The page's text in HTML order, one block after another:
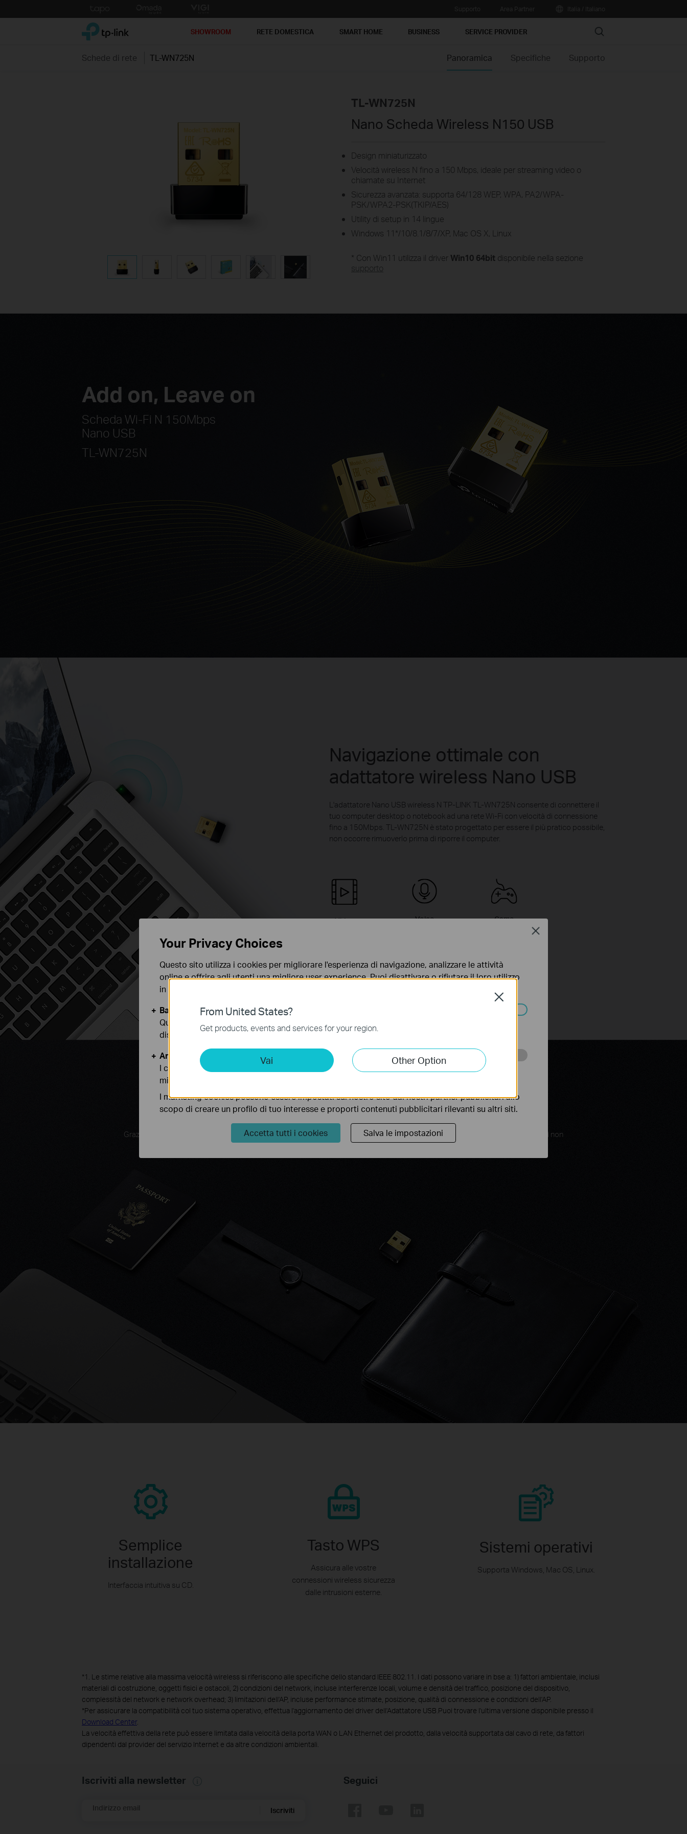
to
TP-Link, Reliably Smart SHOWROOM RETE DOMESTICA SMART HOME BUSINESS SERVICE PROVIDER Search
Schede di rete TL-WN725N Panoramica Specifiche Supporto
TL-WN725N
Nano Scheda Wireless N150 USB
Design miniaturizzato
Velocità wireless N fino a 150 Mbps, ideale per streaming video o
chiamate su Internet
Sicurezza avanzata: supporta 64/128 WEP, WPA, PA2/WPA-
PSK/WPA2-PSK(TKIP/AES)
Utility di setup in 14 lingue
Windows 11 */10/8.1/8/7/XP, Mac OS X, Linux
* Con Win11 utilizza il driver Win10 64bit disponibile nella sezione
supporto
Add on, Leave on
Scheda Wi-Fi N 150Mbps
Nano USB
TL-WN725N
Navigazione ottimale con
adattatore wireless Nano USB
L'adattatore Nano USB wireless N TP-LINK TL-WN725N consente di connettere il
tuo computer desktop o notebook ad una rete Wi-Fi con velocità di connessione
fino a 150Mbps. TL-WN725N è stato progettato per essere il più pratico possibile,
non occorre rimuoverlo prima di riporre il computer.
Video Voice Game
Design ultra compatto
Grazie al pratico design, TL-WN725N non invade le porte adiacenti e può rimanere sempre connesso in modo agevole. Gli utenti non
dovranno preoccuparsi di lasciare l'adattatore attaccato alla porta USB del proprio computer.
Semplice
installazione
Interfaccia intuitiva su CD.
Tasto WPS
Assicura alle vostre
connessioni wireless sicurezza
dalle intrusioni esterne.
Sistemi operativi
Supporta Windows, Mac OS, Linux.
*1. Le stime relative alla massima velocità wireless si riferiscono alle specifiche dello standard IEEE 802.11. I dati possono variare in bse a: 1) fattori ambientale, inclusi
materiali di costruzione, oggetti fisici e ostacoli, 2) condizioni del network, incluse interferenze locali, volume e densità del traffico, posizione del dispositivo,
complessità del network e network overhead; 3) limitazioni dell'AP, incluse performance stimate, posizione, qualità di connessione e condizioni dell'AP.
*Per assicurare la compatibilità col tuo sistema operativo, effettua l'aggiornamento del driver dell'Adattatore USB.Puoi trovare l'ultima versione disponibile presso il
Download Center
La velocità effettiva della rete può essere limitata dalla velocità della porta WAN o LAN Ethernet del prodotto, dalla velocità supportata dal cavo di rete, da fattori
dipendenti dal provider del servizio Internet e da altre condizioni ambientali.
Iscriviti alla newsletter
Indirizzo email Iscriviti
Seguici
From United States?
Get products, events and services for your region.
Vai Other Option
Close
Your Privacy Choices
Questo sito utilizza i cookies per migliorare l'esperienza di navigazione, analizzare le attività
online e offrire agli utenti una migliore user experience. Puoi disattivare o rifiutare il loro utilizzo
in qualunque momento. Per maggiori informazioni consulta la nostra
Basic Cookies
Questi cookies sono necessari per il corretto funzionamento del sito e non possono essere
disattivati nel tuo sistema.
Analytics e Marketing Cookies
I cookies analitici ci permettono di analizzare le tue attività sul nostro sito allo scopo di
migliorarne le funzionalità.
I marketing cookies possono essere impostati sul nostro sito dai nostri partner pubblicitari allo
scopo di creare un profilo di tuo interesse e proporti contenuti pubblicitari rilevanti su altri siti.
Accetta tutti i cookies Salva le impostazioni
Close